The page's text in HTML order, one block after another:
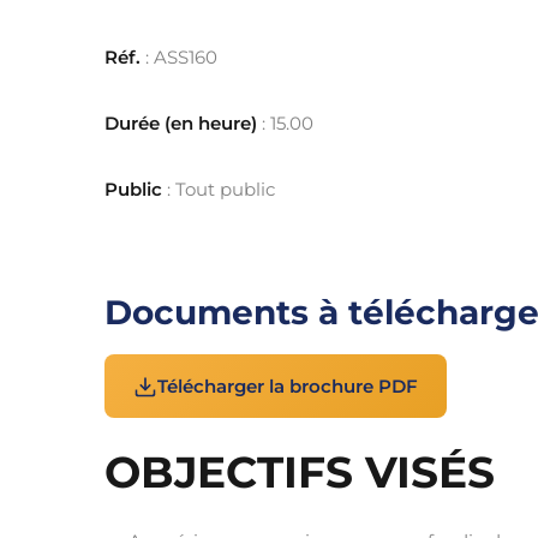
Réf. : ASS160
Durée (en heure) : 15.00
Public : Tout public
Documents à
Télécharger la brochure PDF
OBJECTIFS VISÉS